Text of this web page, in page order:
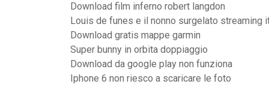
Download film inferno robert langdon
Louis de funes e il nonno surgelato streaming
Download gratis mappe garmin
Super bunny in orbita doppiaggio
Download da google play non funziona
Iphone 6 non riesco a scaricare le foto